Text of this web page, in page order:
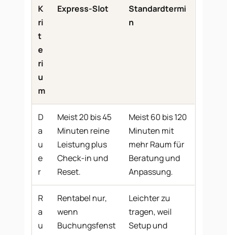
K
ri
t
e
ri
u
m
Express-Slot
Standardtermi
n
D
a
u
e
r
Meist 20 bis 45
Minuten reine
Leistung plus
Check-in und
Reset.
Meist 60 bis 120
Minuten mit
mehr Raum für
Beratung und
Anpassung.
R
a
u
Rentabel nur,
wenn
Buchungsfenst
Leichter zu
tragen, weil
Setup und